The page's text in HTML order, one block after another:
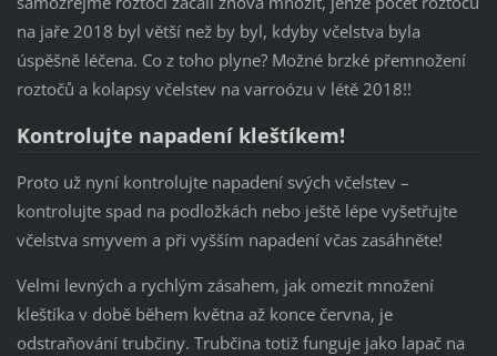
na jaře 2018 byl větší než by byl, kdyby včelstva byla
úspěšně léčena. Co z toho plyne? Možné brzké přemnožení
roztočů a kolapsy včelstev na varroózu v létě 2018!!
Kontrolujte napadení kleštíkem!
Proto už nyní kontrolujte napadení svých včelstev –
kontrolujte spad na podložkách nebo ještě lépe vyšetřujte
včelstva smyvem a při vyšším napadení včas zasáhněte!
Velmi levných a rychlým zásahem, jak omezit množení
kleštíka v době během května až konce června, je
odstraňování trubčiny. Trubčina totiž funguje jako lapač na